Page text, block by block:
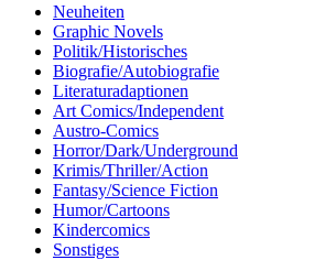
Neuheiten
Graphic Novels
Politik/Historisches
Biografie/Autobiografie
Literaturadaptionen
Art Comics/Independent
Austro-Comics
Horror/Dark/Underground
Krimis/Thriller/Action
Fantasy/Science Fiction
Humor/Cartoons
Kindercomics
Sonstiges